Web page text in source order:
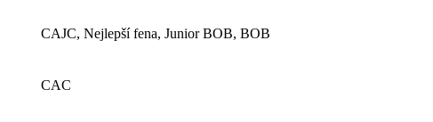
CAJC, Nejlepší fena, Junior BOB, BOB
CAC